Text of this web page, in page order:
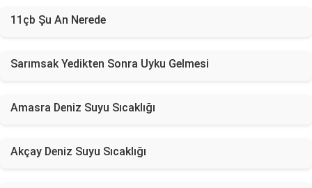
11çb Şu An Nerede
Sarımsak Yedikten Sonra Uyku Gelmesi
Amasra Deniz Suyu Sıcaklığı
Akçay Deniz Suyu Sıcaklığı